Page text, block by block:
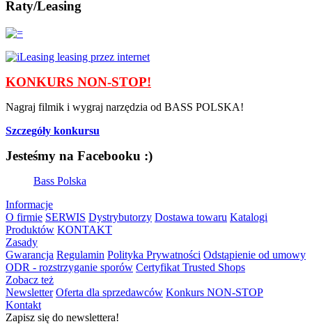
Raty/Leasing
KONKURS NON-STOP!
Nagraj filmik i wygraj narzędzia od BASS POLSKA!
Szczegóły konkursu
Jesteśmy na Facebooku :)
Bass Polska
Informacje
O firmie SERWIS Dystrybutorzy Dostawa towaru Katalogi
Produktów KONTAKT
Zasady
Gwarancja Regulamin Polityka Prywatności Odstąpienie od umowy
ODR - rozstrzyganie sporów Certyfikat Trusted Shops
Zobacz też
Newsletter Oferta dla sprzedawców Konkurs NON-STOP
Kontakt
Zapisz się do newslettera!